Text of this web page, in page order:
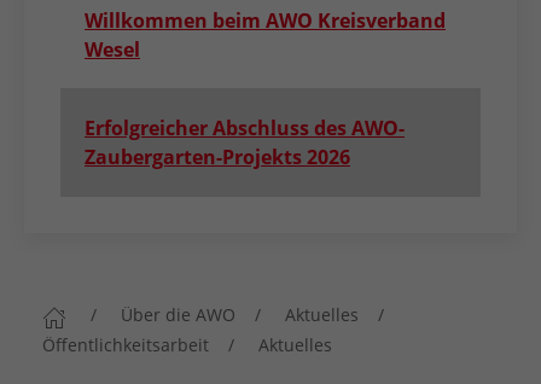
Willkommen beim AWO Kreisverband
Wesel
Erfolgreicher Abschluss des AWO-
Zaubergarten-Projekts 2026
Über die AWO
Aktuelles
Öffentlichkeitsarbeit
Aktuelles